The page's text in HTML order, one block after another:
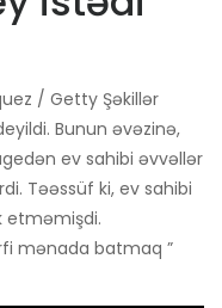
/ Getty Şəkillər
Bunun əvəzinə,
ev sahibi əvvəllər
Təəssüf ki, ev sahibi
etməmişdi.
mənada batmaq ”